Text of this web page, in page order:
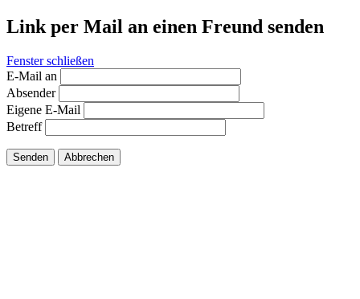
Link per Mail an einen Freund senden
Fenster schließen
E-Mail an
Absender
Eigene E-Mail
Betreff
Senden Abbrechen